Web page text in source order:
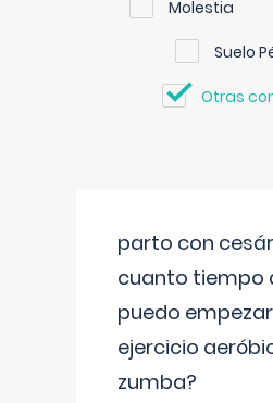
Molestia
Suelo
Otras
parto con
cuanto tiempo
puedo
ejercicio
zumba?